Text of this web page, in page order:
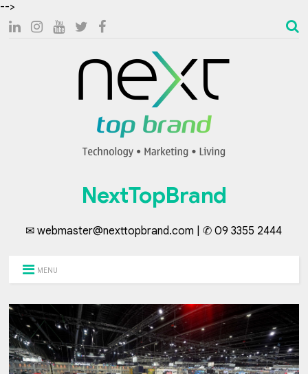
-->
NextTopBrand
✉ webmaster@nexttopbrand.com | ✆ 09 3355 2444
MENU